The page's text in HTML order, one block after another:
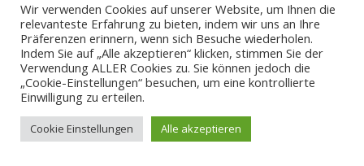
die bisher nur als
Anlieferspur vorgesehene
Fläche erhalten bleiben. -
Falls Durchgensverkehr
durch Brückstr. / Untere
Marktstr. anderweitig
verhindert wird: Die
Busfahrspur von der
Wir verwenden Cookies auf unserer Website, um Ihnen die
relevanteste Erfahrung zu bieten, indem wir uns an Ihre
Präferenzen erinnern, wenn sich Besuche wiederholen.
Indem Sie auf „Alle akzeptieren“ klicken, stimmen Sie der
Verwendung ALLER Cookies zu. Sie können jedoch die
„Cookie-Einstellungen“ besuchen, um eine kontrollierte
Einwilligung zu erteilen.
Cookie Einstellungen Alle akzeptieren